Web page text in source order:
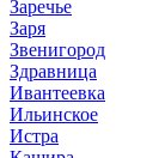
Заречье
Заря
Звенигород
Здравница
Ивантеевка
Ильинское
Истра